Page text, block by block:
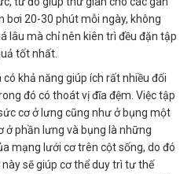
bơi 20-30 phút mỗi ngày, không
lâu mà chỉ nên kiên trì đều đặn tập
tốt nhất.
có khả năng giúp ích rất nhiều đối
đó có thoát vị đĩa đệm. Việc tập
cơ ở lưng cũng như ở bụng một
ở phần lưng và bụng là những
mạng lưới cơ trên cột sống, do đó
sẽ giúp cơ thể duy trì tư thế